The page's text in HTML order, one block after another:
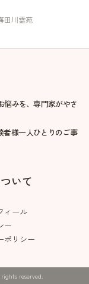
田川霊苑
悩みを、専門家がやさ
者様一人ひとりのご事
いて
ィール
ー
ポリシー
reserved.